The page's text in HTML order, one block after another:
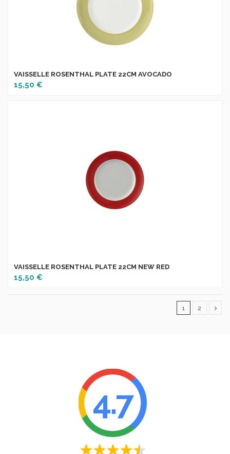
VAISSELLE ROSENTHAL PLATE 22CM AVOCADO
15,50 €
VAISSELLE ROSENTHAL PLATE 22CM NEW RED
15,50 €
1 2
4.7